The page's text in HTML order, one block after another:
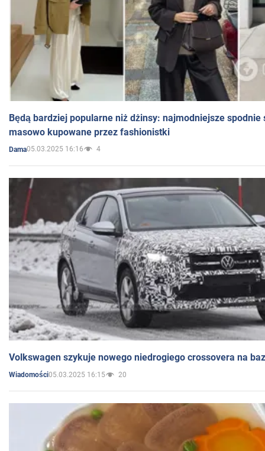
Będą bardziej popularne niż dżinsy: najmodniejsze spodnie
masowo kupowane przez fashionistki
Dama05.03.2025 16:16 4
Volkswagen szykuje nowego niedrogiego crossovera na
Wiadomości05.03.2025 16:15 20